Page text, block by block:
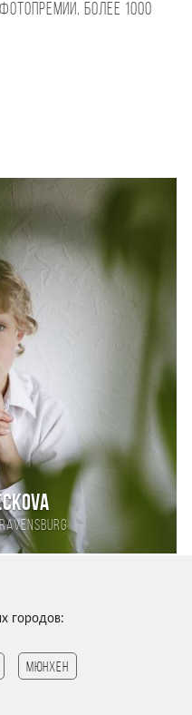
более 1000
Ravensburg
городов:
Мюнхен